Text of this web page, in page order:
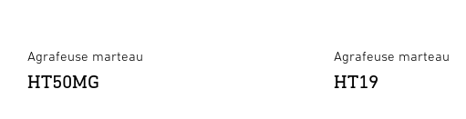
Agrafeuse marteau
HT50MG
Agrafeuse marteau
HT19